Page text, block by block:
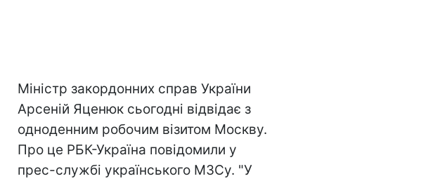
Міністр закордонних справ України
Арсеній Яценюк сьогодні відвідає з
одноденним робочим візитом Москву.
Про це РБК-Україна повідомили у
прес-службі українського МЗСу. "У